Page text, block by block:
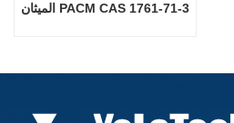
الميثان PACM CAS 1761-71-3